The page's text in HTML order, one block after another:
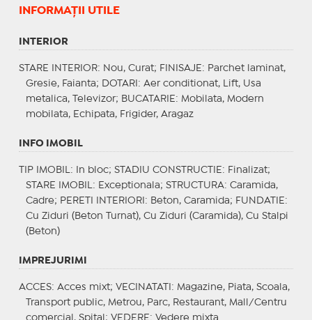
INFORMAŢII UTILE
INTERIOR
STARE INTERIOR: Nou, Curat; FINISAJE : Parchet laminat,
Gresie, Faianta;
DOTARI : Aer conditionat, Lift, Usa
metalica, Televizor; BUCATARIE : Mobilata, Modern
mobilata, Echipata, Frigider, Aragaz
INFO IMOBIL
TIP IMOBIL : In bloc; STADIU CONSTRUCTIE : Finalizat;
STARE IMOBIL : Exceptionala; STRUCTURA: Caramida,
Cadre; PERETI INTERIORI : Beton, Caramida; FUNDATIE :
Cu Ziduri (Beton Turnat), Cu Ziduri (Caramida), Cu Stalpi
(Beton)
IMPREJURIMI
ACCES: Acces mixt; VECINATATI : Magazine, Piata, Scoala,
Transport public, Metrou, Parc, Restaurant, Mall/Centru
comercial, Spital; VEDERE : Vedere mixta